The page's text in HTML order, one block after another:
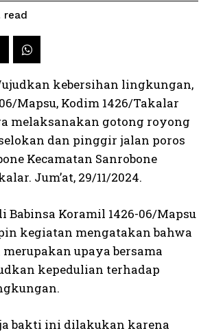
read
kebersihan lingkungan,
Mapsu, Kodim 1426/Takalar
melaksanakan gotong royong
dan pinggir jalan poros
Kecamatan Sanrobone
Jum’at, 29/11/2024.
Babinsa Koramil 1426-06/Mapsu
kegiatan mengatakan bahwa
upaya bersama
kepedulian terhadap
bakti ini dilakukan karena